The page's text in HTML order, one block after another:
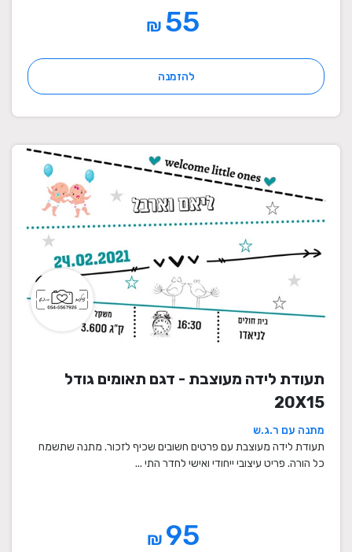
₪
להזמנה
תעודת לידה מעוצבת - דגם תאומים גודל
20X15
מתנה עם ר.ג.ש
תעודת לידה מעוצבת עם פרטים חשובים שכיף לזכור. מתנה שתשמח
כל הורה. פריט עיצובי ייחודי ואישי לחדר התי ...
₪